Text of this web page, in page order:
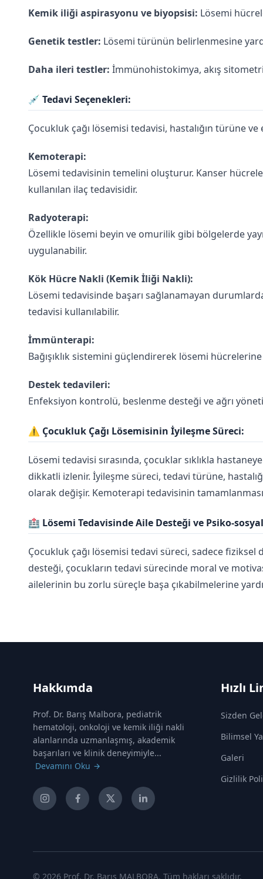
Kemik iliği aspirasyonu ve biyopsisi: Lösemi
Genetik testler: Lösemi türünün belirlenmesine
Daha ileri testler: İmmünohistokimya, akış
💉 Tedavi Seçenekleri:
Çocukluk çağı lösemisi tedavisi, hastalığın türüne
Kemoterapi:
Lösemi tedavisinin temelini oluşturur. Kanser
kullanılan ilaç tedavisidir.
Radyoterapi:
Özellikle lösemi beyin ve omurilik gibi bölgelerde
uygulanabilir.
Kök Hücre Nakli (Kemik İliği Nakli):
Lösemi tedavisinde başarı sağlanamayan
tedavisi kullanılabilir.
İmmünterapi:
Bağışıklık sistemini güçlendirerek lösemi
Destek tedavileri:
Enfeksiyon kontrolü, beslenme desteği ve ağrı
⚠️ Çocukluk Çağı Lösemisinin İyileşme Süreci:
Lösemi tedavisi sırasında, çocuklar sıklıkla
dikkatli izlenir. İyileşme süreci, tedavi türüne,
olarak değişir. Kemoterapi tedavisinin
🏥 Lösemi Tedavisinde Aile Desteği ve Psiko-
Çocukluk çağı lösemisi tedavi süreci, sadece
desteği, çocukların tedavi sürecinde moral ve
ailelerinin bu zorlu süreçle başa çıkabilmelerine
Hakkımda
Prof. Dr. Barış Malbora, pediatrik
hematoloji, onkoloji ve kemik iliği nakli
alanlarında uzmanlaşmış, akademik
başarıları ve klinik deneyimiyle...
Devamını Oku
Hızlı
Sizden
Bilimsel
Galeri
Gizlilik
© 2026 Prof. Dr. Barış MALBORA. Tüm hakları saklıdır.